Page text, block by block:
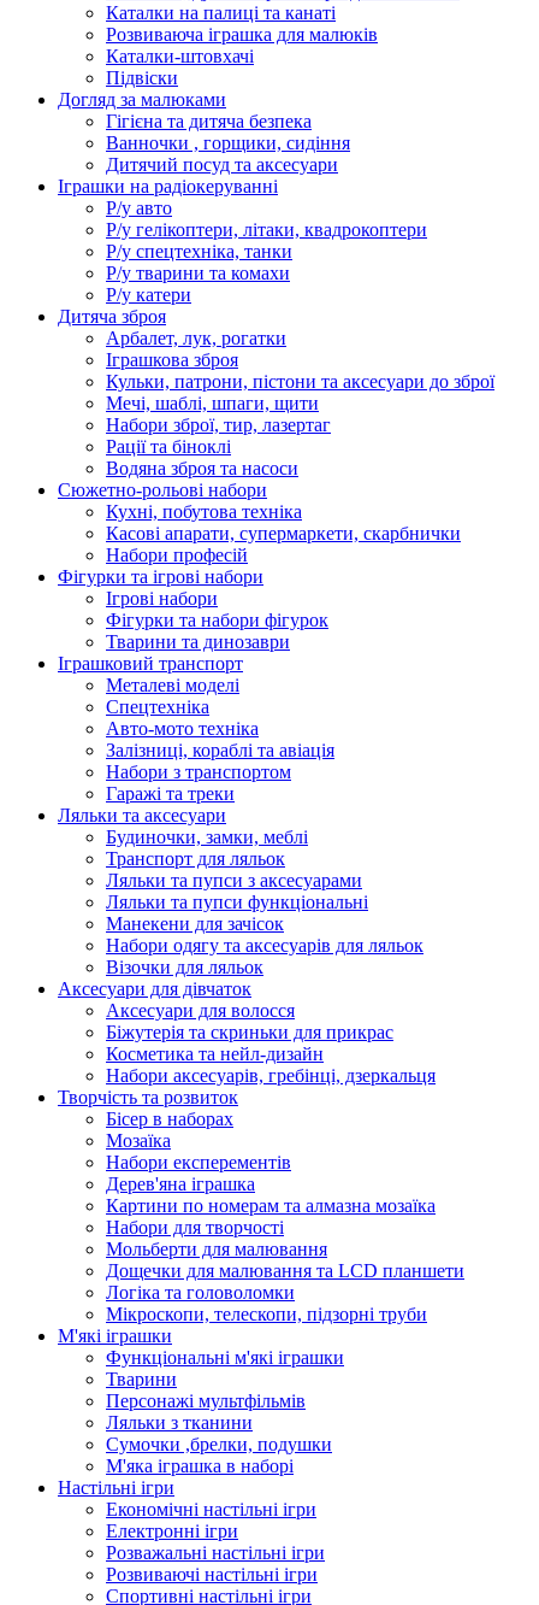
Каталки на палиці та канаті
Розвиваюча іграшка для малюків
Каталки-штовхачі
Підвіски
Догляд за малюками
Гігієна та дитяча безпека
Ванночки , горщики, сидіння
Дитячий посуд та аксесуари
Іграшки на радіокеруванні
Р/у авто
Р/у гелікоптери, літаки, квадрокоптери
Р/у спецтехніка, танки
Р/у тварини та комахи
Р/у катери
Дитяча зброя
Арбалет, лук, рогатки
Іграшкова зброя
Кульки, патрони, пістони та аксесуари до зброї
Мечі, шаблі, шпаги, щити
Набори зброї, тир, лазертаг
Рації та біноклі
Водяна зброя та насоси
Сюжетно-рольові набори
Кухні, побутова техніка
Касові апарати, супермаркети, скарбнички
Набори професій
Фігурки та ігрові набори
Ігрові набори
Фігурки та набори фігурок
Тварини та динозаври
Іграшковий транспорт
Металеві моделі
Спецтехніка
Авто-мото техніка
Залізниці, кораблі та авіація
Набори з транспортом
Гаражі та треки
Ляльки та аксесуари
Будиночки, замки, меблі
Транспорт для ляльок
Ляльки та пупси з аксесуарами
Ляльки та пупси функціональні
Манекени для зачісок
Набори одягу та аксесуарів для ляльок
Візочки для ляльок
Аксесуари для дівчаток
Аксесуари для волосся
Біжутерія та скриньки для прикрас
Косметика та нейл-дизайн
Набори аксесуарів, гребінці, дзеркальця
Творчість та розвиток
Бісер в наборах
Мозаїка
Набори експерементів
Дерев'яна іграшка
Картини по номерам та алмазна мозаїка
Набори для творчості
Мольберти для малювання
Дощечки для малювання та LCD планшети
Логіка та головоломки
Мікроскопи, телескопи, підзорні труби
М'які іграшки
Функціональні м'які іграшки
Тварини
Персонажі мультфільмів
Ляльки з тканини
Сумочки ,брелки, подушки
М'яка іграшка в наборі
Настільні ігри
Економічні настільні ігри
Електронні ігри
Розважальні настільні ігри
Розвиваючі настільні ігри
Спортивні настільні ігри